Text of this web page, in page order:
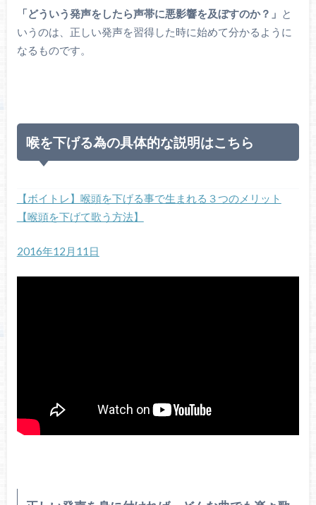
「どういう発声をしたら声帯に悪影響を及ぼすのか？」 と
いうのは、正しい発声を習得した時に始めて分かるように
なるものです。
喉を下げる為の具体的な説明はこちら
【ボイトレ】喉頭を下げる事で生まれる３つのメリット
【喉頭を下げて歌う方法】
2016年12月11日